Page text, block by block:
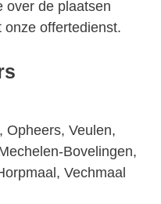
over de plaatsen
offertedienst.
Opheers, Veulen,
Bovelingen,
Vechmaal